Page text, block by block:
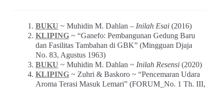
BUKU ~ Muhidin M. Dahlan – Inilah Esai(2016)
KLIPING~ “Ganefo: Pembangunan Gedung Baru
dan Fasilitas Tambahan di GBK” (Mingguan Djaja
No. 83, Agustus 1963)
BUKU ~ Muhidin M. Dahlan ~ Inilah Resensi(2020)
KLIPING~ Zuhri & Baskoro ~ “Pencemaran Udara
Aroma Terasi Masuk Lemari” (FORUM_No. 1 Th. III,